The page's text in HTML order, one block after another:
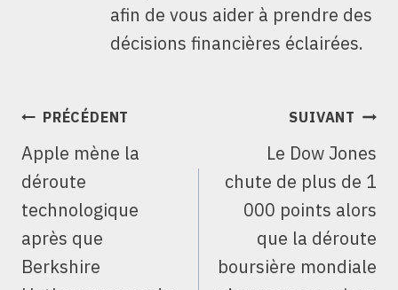
afin de vous aider à prendre des
décisions financières éclairées.
NAVIGATION
L’ARTICLE
PRÉCÉDENT
Apple mène la
déroute
technologique
après que
Berkshire
SUIVANT
Le Dow Jones
chute de plus de 1
000 points alors
que la déroute
boursière mondiale